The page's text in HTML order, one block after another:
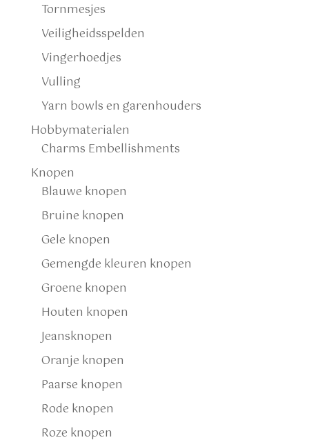
Tornmesjes
Veiligheidsspelden
Vingerhoedjes
Vulling
Yarn bowls en garenhouders
Hobbymaterialen
Charms Embellishments
Knopen
Blauwe knopen
Bruine knopen
Gele knopen
Gemengde kleuren knopen
Groene knopen
Houten knopen
Jeansknopen
Oranje knopen
Paarse knopen
Rode knopen
Roze knopen